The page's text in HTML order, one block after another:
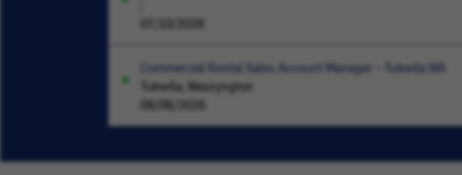
07/10/2026
Commercial Rental Sales Account Manager – Tukwila WA
Tukwila, Waszyngton
08/06/2026